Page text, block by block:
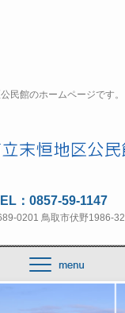
民館のホームページです。
：0857-59-1147
0201 鳥取市伏野1986-32